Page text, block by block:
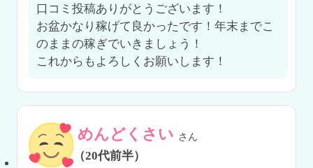
口コミ投稿ありがとうございます！
お盆かなり稼げて良かったです！年末までこ
のままの稼ぎでいきましょう！
これからもよろしくお願いします！
めんどくさい さん
（20代前半）